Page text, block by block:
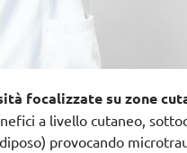
focalizzate su zone
a livello cutaneo,
provocando